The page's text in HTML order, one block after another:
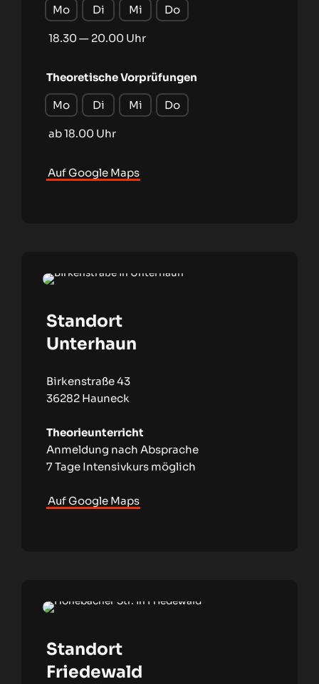
Mo Di Mi Do
18.30 — 20.00 Uhr
Theoretische Vorprüfungen
Mo Di Mi Do
ab 18.00 Uhr
Auf Google Maps
Standort
Unterhaun
Birkenstraße 43
36282 Hauneck
Theorieunterricht
Anmeldung nach Absprache
7 Tage Intensivkurs möglich
Auf Google Maps
Standort
Friedewald